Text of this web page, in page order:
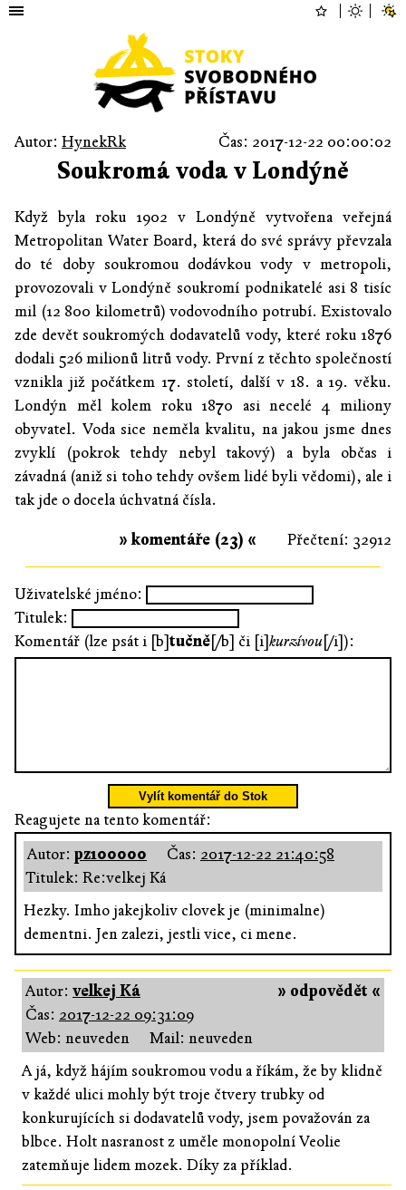
Autor: HynekRk Čas: 2017-12-22 00:00:02
Soukromá voda v Londýně
Když byla roku 1902 v Londýně vytvořena veřejná
Metropolitan Water Board, která do své správy převzala
do té doby soukromou dodávkou vody v metropoli,
provozovali v Londýně soukromí podnikatelé asi 8 tisíc
mil (12 800 kilometrů) vodovodního potrubí. Existovalo
zde devět soukromých dodavatelů vody, které roku 1876
dodali 526 milionů litrů vody. První z těchto společností
vznikla již počátkem 17. století, další v 18. a 19. věku.
Londýn měl kolem roku 1870 asi necelé 4 miliony
obyvatel. Voda sice neměla kvalitu, na jakou jsme dnes
zvyklí (pokrok tehdy nebyl takový) a byla občas i
závadná (aniž si toho tehdy ovšem lidé byli vědomi), ale i
tak jde o docela úchvatná čísla.
Přečtení: 32912
» komentáře (23) «
Uživatelské jméno:
Titulek:
Komentář (lze psát i [b]tučně[/b] či [i]kurzívou[/i]):
Vylít komentář do Stok
Reagujete na tento komentář:
Autor: pz100000 Čas: 2017-12-22 21:40:58
Titulek: Re:velkej Ká
Hezky. Imho jakejkoliv clovek je (minimalne)
dementni. Jen zalezi, jestli vice, ci mene.
» odpovědět «
Autor: velkej Ká
Čas: 2017-12-22 09:31:09
Web: neuveden
Mail: neuveden
A já, když hájím soukromou vodu a říkám, že by klidně
v každé ulici mohly být troje čtvery trubky od
konkurujících si dodavatelů vody, jsem považován za
blbce. Holt nasranost z uměle monopolní Veolie
zatemňuje lidem mozek. Díky za příklad.